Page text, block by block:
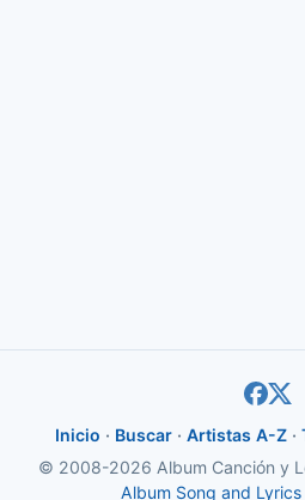
Inicio · Buscar · Artistas A-Z ·
© 2008-2026 Album Canción y
Album Song and Lyrics